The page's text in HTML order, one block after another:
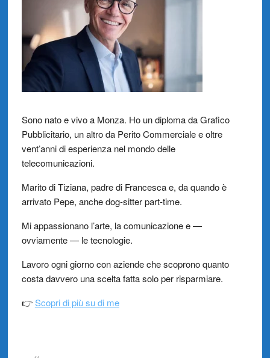
Sono nato e vivo a Monza. Ho un diploma da Grafico
Pubblicitario, un altro da Perito Commerciale e oltre
vent’anni di esperienza nel mondo delle
telecomunicazioni.
Marito di Tiziana, padre di Francesca e, da quando è
arrivato Pepe, anche dog-sitter part-time.
Mi appassionano l’arte, la comunicazione e —
ovviamente — le tecnologie.
Lavoro ogni giorno con aziende che scoprono quanto
costa davvero una scelta fatta solo per risparmiare.
👉Scopri di più su di me